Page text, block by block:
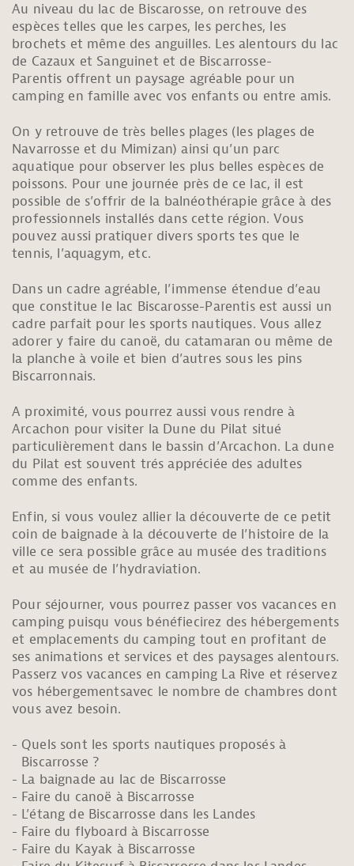
Au niveau du lac de Biscarosse, on retrouve des
espèces telles que les carpes, les perches, les
brochets et même des anguilles. Les alentours du lac
de Cazaux et Sanguinet et de Biscarrosse-
Parentis offrent un paysage agréable pour un
camping en famille avec vos enfants ou entre amis.
On y retrouve de très belles plages (les plages de
Navarrosse et du Mimizan) ainsi qu’un parc
aquatique pour observer les plus belles espèces de
poissons. Pour une journée près de ce lac, il est
possible de s’offrir de la balnéothérapie grâce à des
professionnels installés dans cette région. Vous
pouvez aussi pratiquer divers sports tes que le
tennis, l’aquagym, etc.
Dans un cadre agréable, l’immense étendue d’eau
que constitue le lac Biscarosse-Parentis est aussi un
cadre parfait pour les sports nautiques. Vous allez
adorer y faire du canoë, du catamaran ou même de
la planche à voile et bien d’autres sous les pins
Biscarronnais.
A proximité, vous pourrez aussi vous rendre à
Arcachon pour visiter la Dune du Pilat situé
particulièrement dans le bassin d’Arcachon. La dune
du Pilat est souvent trés appréciée des adultes
comme des enfants.
Enfin, si vous voulez allier la découverte de ce petit
coin de baignade à la découverte de l’histoire de la
ville ce sera possible grâce au musée des traditions
et au musée de l’hydraviation.
Pour séjourner, vous pourrez passer vos vacances en
camping puisqu vous bénéfiecirez des hébergements
et emplacements du camping tout en profitant de
ses animations et services et des paysages alentours.
Passerz vos vacances en camping La Rive et réservez
vos hébergementsavec le nombre de chambres dont
vous avez besoin.
Quels sont les sports nautiques proposés à
Biscarrosse ?
La baignade au lac de Biscarrosse
Faire du canoë à Biscarrosse
L’étang de Biscarrosse dans les Landes
Faire du flyboard à Biscarrosse
Faire du Kayak à Biscarrosse